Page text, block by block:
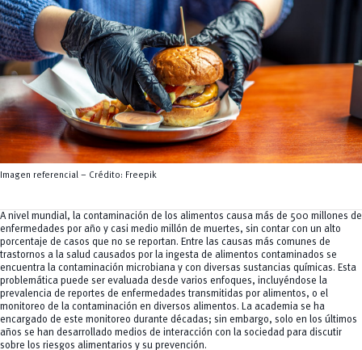
CEISH
Propiedad intelectual
Imagen referencial – Crédito: Freepik
A nivel mundial, la contaminación de los alimentos causa más de 500 millones de
enfermedades por año y casi medio millón de muertes, sin contar con un alto
porcentaje de casos que no se reportan. Entre las causas más comunes de
trastornos a la salud causados por la ingesta de alimentos contaminados se
encuentra la contaminación microbiana y con diversas sustancias químicas. Esta
problemática puede ser evaluada desde varios enfoques, incluyéndose la
prevalencia de reportes de enfermedades transmitidas por alimentos, o el
monitoreo de la contaminación en diversos alimentos. La academia se ha
encargado de este monitoreo durante décadas; sin embargo, solo en los últimos
años se han desarrollado medios de interacción con la sociedad para discutir
sobre los riesgos alimentarios y su prevención.